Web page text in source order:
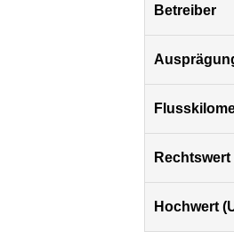
Betreiber
Rechtswert
Hochwert